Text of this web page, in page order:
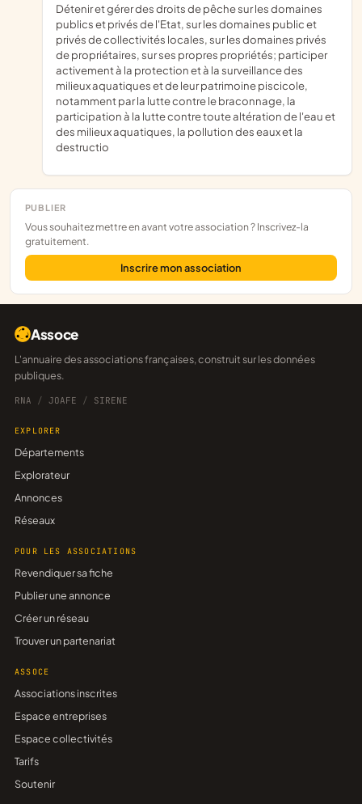
PUBLIER
Vous souhaitez mettre en avant votre association ? Inscrivez-la
gratuitement.
Inscrire mon association
détenir et gérer des droits de pêche sur les domaines
publics et privés de l'Etat, sur les domaines public et
privés de collectivités locales, sur les domaines privés
de propriétaires, sur ses propres propriétés; participer
activement à la protection et à la surveillance des
milieux aquatiques et de leur patrimoine piscicole,
notamment par la lutte contre le braconnage, la
participation à la lutte contre toute altération de l'eau et
des milieux aquatiques, la pollution des eaux et la
destructio
Assoce
L'annuaire des associations françaises, construit sur les données
publiques.
RNA / JOAFE / SIRENE
EXPLORER
Départements
Explorateur
Annonces
Réseaux
POUR LES ASSOCIATIONS
Revendiquer sa fiche
Publier une annonce
Créer un réseau
Trouver un partenariat
ASSOCE
Associations inscrites
Espace entreprises
Espace collectivités
Tarifs
Soutenir